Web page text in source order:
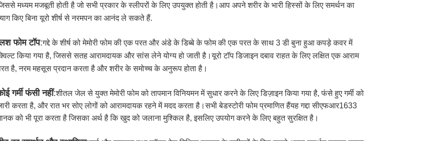
मध्यम मजबूती होती है जो सभी प्रकार के स्लीपरों के लिए उपयुक्त होती है।आप अपने शरीर के भारी हिस्सों के लिए समर्थन का
किए बिना यूरो शीर्ष से नरमपन का आनंद ले सकते हैं.
फोम टॉप:गद्दे के शीर्ष को मेमोरी फोम की एक परत और अंडे के डिब्बे के फोम की एक परत के साथ 3 डी बुना हुआ कपड़े कवर में
किया गया है, जिससे सतह आरामदायक और सांस लेने योग्य हो जाती है।यूरो टॉप डिजाइन दबाव राहत के लिए लक्षित एक आराम
है, नरम महसूस प्रदान करता है और शरीर के समोच्च के अनुरूप होता है।
गर्मी फंसी नहीं:शीतल जेल से युक्त मेमोरी फोम को तापमान विनियमन में सुधार करने के लिए डिज़ाइन किया गया है, फंसे हुए गर्मी को
करता है, और रात भर सोए लोगों को आरामदायक रहने में मदद करता है।सभी बेडस्टोरी फोम प्रमाणित हैंयह गद्दा सीएफआर1633
को भी पूरा करता है जिसका अर्थ है कि खुद को जलाना मुश्किल है, इसलिए उपयोग करने के लिए बहुत सुरक्षित है।